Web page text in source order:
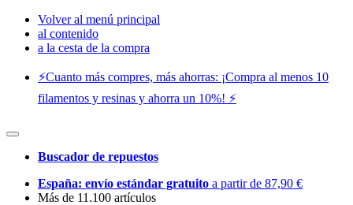
Volver al menú principal
al contenido
a la cesta de la compra
⚡️Cuanto más compres, más ahorras: ¡Compra al menos 10
filamentos y resinas y ahorra un 10%! ⚡️
Buscador de repuestos
España: envío estándar gratuito a partir de 87,90 €
Más de 11.100 artículos